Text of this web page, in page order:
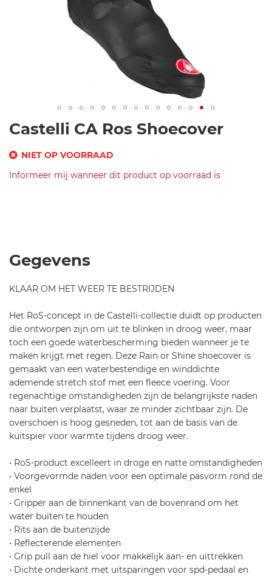
Castelli CA Ros Shoecover
NIET OP VOORRAAD
SKU
c
-
r
o
s
-
s
h
o
e
c
v
e
-
Informeer mij wanneer dit product op voorraad is
Black-
L
Ga
naar
het
begin
van
Gegevens
KLAAR OM HET WEER TE BESTRIJDEN
Het RoS-concept in de Castelli-collectie duidt op producten
die ontworpen zijn om uit te blinken in droog weer, maar
toch een goede waterbescherming bieden wanneer je te
maken krijgt met regen. Deze Rain or Shine shoecover is
gemaakt van een waterbestendige en winddichte
ademende stretch stof met een fleece voering. Voor
regenachtige omstandigheden zijn de belangrijkste naden
naar buiten verplaatst, waar ze minder zichtbaar zijn. De
overschoen is hoog gesneden, tot aan de basis van de
kuitspier voor warmte tijdens droog weer.
• RoS-product excelleert in droge en natte omstandigheden
• Voorgevormde naden voor een optimale pasvorm rond de
enkel
• Gripper aan de binnenkant van de bovenrand om het
water buiten te houden
• Rits aan de buitenzijde
• Reflecterende elementen
• Grip pull aan de hiel voor makkelijk aan- en uittrekken
• Dichte onderkant met uitsparingen voor spd-pedaal en